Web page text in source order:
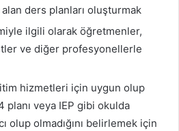
alan ders planları oluşturmak
ilgili olarak öğretmenler,
ve diğer profesyonellerle
hizmetleri için uygun olup
planı veya IEP gibi okulda
olup olmadığını belirlemek için